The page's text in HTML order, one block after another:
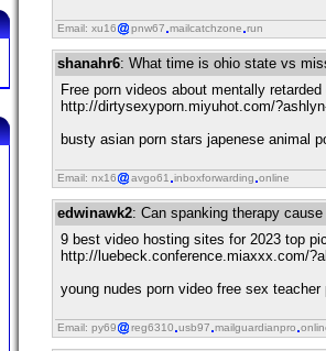
Email: xu16 pnw67 mailcatchzone run
shanahr6: What time is ohio state vs
Free porn videos about mentally
http://dirtysexyporn.miyuhot.com/
busty asian porn stars japenese animal
Email: nx16 avgo61 inboxforwarding online
edwinawk2: Can spanking therapy
9 best video hosting sites for 2023 top
http://luebeck.conference.miaxxx.com/
young nudes porn video free sex
Email: py69 reg6310 usb97 mailguardianpro